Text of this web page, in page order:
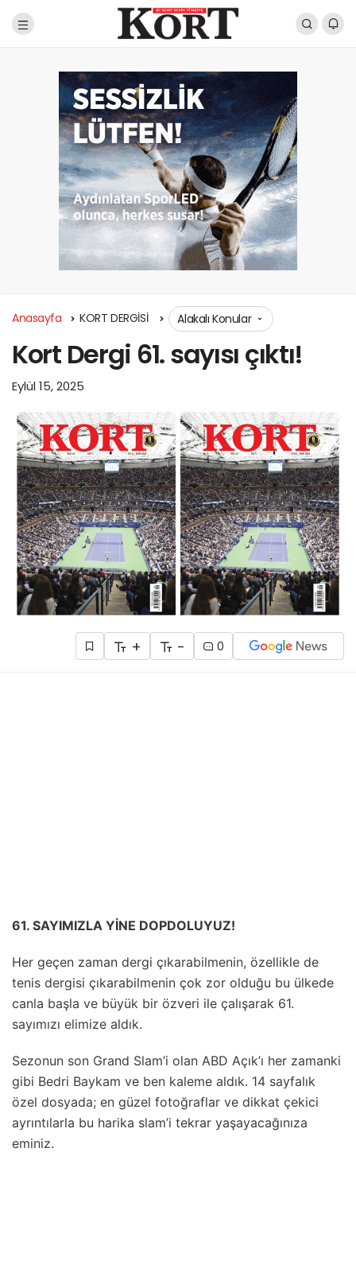
Anasayfa KORT DERGİSİ Alakalı Konular
Kort Dergi 61. sayısı çıktı!
Eylül 15, 2025
+ - 0
61. SAYIMIZLA YİNE DOPDOLUYUZ!
Her geçen zaman dergi çıkarabilmenin, özellikle de
tenis dergisi çıkarabilmenin çok zor olduğu bu ülkede
canla başla ve büyük bir özveri ile çalışarak 61.
sayımızı elimize aldık.
Sezonun son Grand Slam’i olan ABD Açık’ı her zamanki
gibi Bedri Baykam ve ben kaleme aldık. 14 sayfalık
özel dosyada; en güzel fotoğraflar ve dikkat çekici
ayrıntılarla bu harika slam’i tekrar yaşayacağınıza
eminiz.